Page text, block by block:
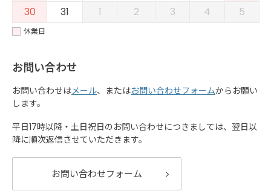
30
31 1 2 3 4 5
休業日
お問い合わせ
お問い合わせはメール、またはお問い合わせフォームからお願い
します。
平日17時以降・土日祝日のお問い合わせにつきましては、翌日以
降に順次返信させていただきます。
お問い合わせフォーム